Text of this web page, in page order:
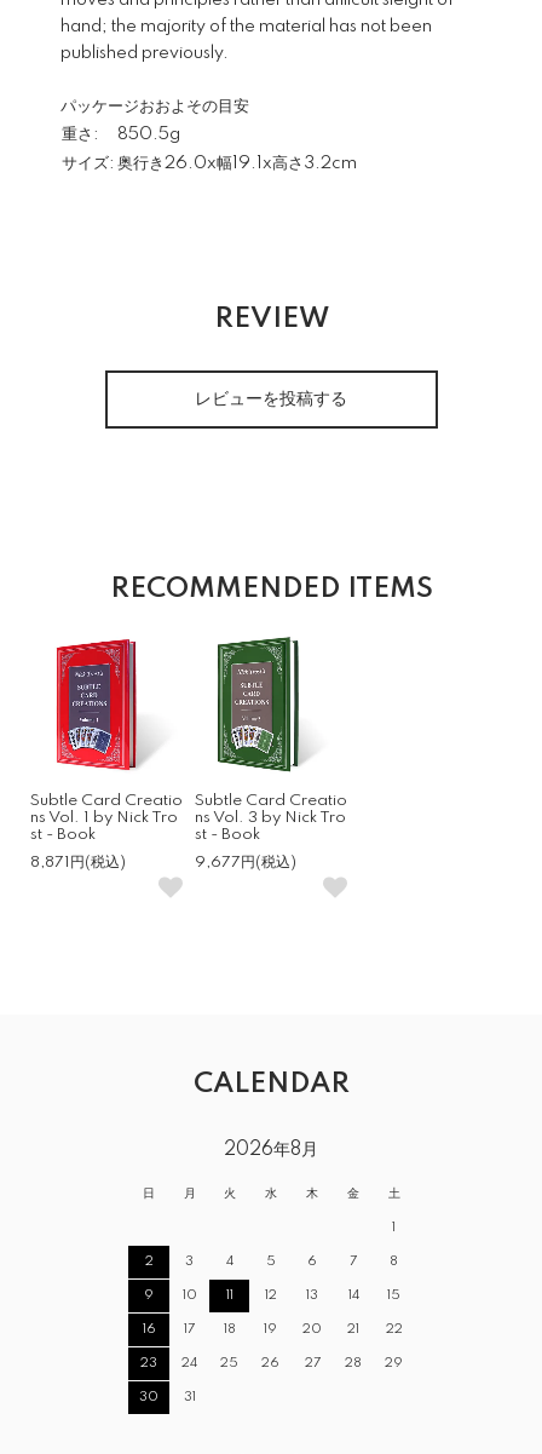
hand; the majority of the material has not been
published previously.
パッケージおおよその目安
重さ:
850.5g
サイズ: 奥行き26.0x幅19.1x高さ3.2cm
REVIEW
レビューを投稿する
RECOMMENDED ITEMS
Subtle Card Creatio
ns Vol. 1 by Nick Tro
st - Book
8,871円(税込)
Subtle Card Creatio
ns Vol. 3 by Nick Tro
st - Book
9,677円(税込)
CALENDAR
2026年8月
日 月 火 水 木 金 土
1
2 3 4 5 6 7 8
9 10 11 12 13 14 15
16 17 18 19 20 21 22
23 24 25 26 27 28 29
30 31